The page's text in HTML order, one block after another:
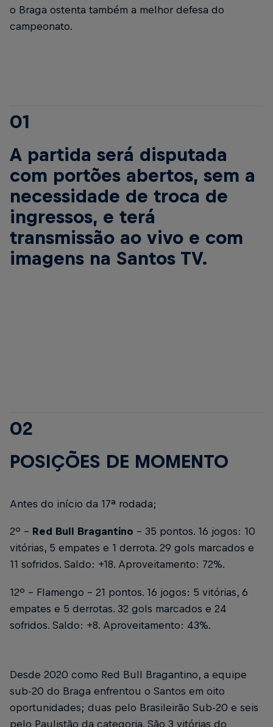
o Braga ostenta também a melhor defesa do
campeonato.
01
A partida será disputada
com portões abertos, sem a
necessidade de troca de
ingressos, e terá
transmissão ao vivo e com
imagens na Santos TV.
02
POSIÇÕES DE MOMENTO
Antes do início da 17ª rodada;
2º - Red Bull Bragantino - 35 pontos. 16 jogos: 10
vitórias, 5 empates e 1 derrota. 29 gols marcados e
11 sofridos. Saldo: +18. Aproveitamento: 72%.
12º - Flamengo - 21 pontos. 16 jogos: 5 vitórias, 6
empates e 5 derrotas. 32 gols marcados e 24
sofridos. Saldo: +8. Aproveitamento: 43%.
Desde 2020 como Red Bull Bragantino, a equipe
sub-20 do Braga enfrentou o Santos em oito
oportunidades; duas pelo Brasileirão Sub-20 e seis
pelo Paulistão da categoria. São 3 vitórias do